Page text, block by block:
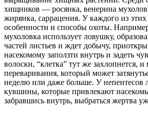
хищников — росянка, венерина
жирянка, саррацения. У каждого из этих
особенности и способы охоты.
мухоловка использует ловушку,
частей листьев и ждет добычу,
насекомому заползти внутрь и задеть
волоски, “клетка” тут же захлопнется, и
переваривания, который может
неделю или даже больше. У
кувшины, которые привлекают
забравшись внутрь, выбраться жертва